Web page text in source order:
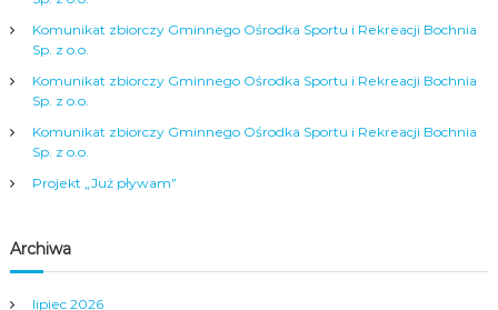
w
s
Komunikat zbiorczy Gminnego Ośrodka Sportu i Rekreacji Bochnia
Sp. z o.o.
Komunikat zbiorczy Gminnego Ośrodka Sportu i Rekreacji Bochnia
Sp. z o.o.
Komunikat zbiorczy Gminnego Ośrodka Sportu i Rekreacji Bochnia
Sp. z o.o.
Projekt „Już pływam”
Archiwa
lipiec 2026